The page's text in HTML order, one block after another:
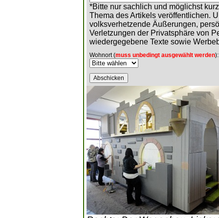
*Bitte nur sachlich und möglichst
Thema des Artikels veröffentlichen.
volksverhetzende Äußerungen,
Verletzungen der Privatsphäre von
wiedergegebene Texte sowie
Wohnort (muss unbedingt ausgewählt werden):